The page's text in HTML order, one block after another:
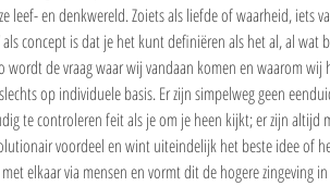
leef- en denkwereld. Zoiets als liefde of waarheid, iets
als concept is dat je het kunt definiëren als het al, al
wordt de vraag waar wij vandaan komen en waarom
op individuele basis. Er zijn simpelweg geen
te controleren feit als je om je heen kijkt; er zijn altijd
voordeel en wint uiteindelijk het beste idee of
elkaar via mensen en vormt dit de hogere zingeving